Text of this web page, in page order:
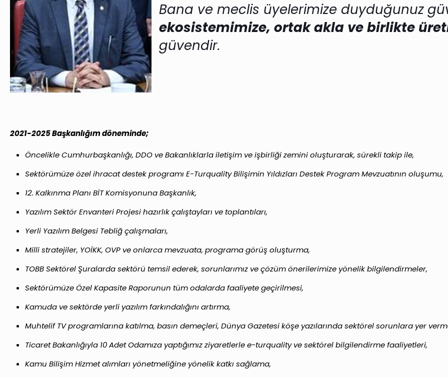
Bana ve meclis üyelerimize duyduğunuz
ekosistemimize, ortakakla ve birlikte
güvendir.
2021-2025 Başkanlığım döneminde;
Öncelikle Cumhurbaşkanlığı, DDO ve Bakanlıklarla iletişim ve işbirliği zemini oluşturarak, sürekli takip ile,
Sektörümüze özel ihracat destek programı E-Turquality Bilişimin Yıldızları Destek Program Mevzuatının oluşumu,
12. Kalkınma Planı BİT Komisyonuna Başkanlık,
Yazılım Sektör Envanteri Projesi hazırlık çalıştayları ve toplantıları,
Yerli Yazılım Belgesi Tebliğ çalışmaları,
Milli stratejiler, YOİKK, OVP ve onlarca mevzuata, programa görüş oluşturma,
TOBB Sektörel Şuralarda sektörü temsil ederek, sorunlarımız ve çözüm önerilerimize yönelik bilgilendirmeler,
Sektörümüze Özel Kapasite Raporunun tüm odalarda faaliyete geçirilmesi,
Kamuda ve sektörde yerli yazılım farkındalığını artırma,
Muhtelif TV programlarına katılma, basın demeçleri, Dünya Gazetesi köşe yazılarında sektörel sorunlara yer
Ticaret Bakanlığıyla 10 Adet Odamıza yaptığımız ziyaretlerle e-turquality ve sektörel bilgilendirme faaliyetleri,
Kamu Bilişim Hizmet alımları yönetmeliğine yönelik katkı sağlama,